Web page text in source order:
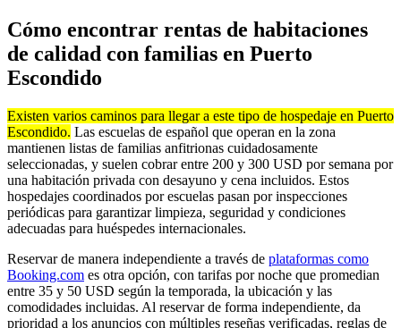
Cómo encontrar rentas de habitaciones
de calidad con familias en Puerto
Escondido
Existen varios caminos para llegar a este tipo de hospedaje en Puerto
Escondido. Las escuelas de español que operan en la zona
mantienen listas de familias anfitrionas cuidadosamente
seleccionadas, y suelen cobrar entre 200 y 300 USD por semana por
una habitación privada con desayuno y cena incluidos. Estos
hospedajes coordinados por escuelas pasan por inspecciones
periódicas para garantizar limpieza, seguridad y condiciones
adecuadas para huéspedes internacionales.
Reservar de manera independiente a través de plataformas como
Booking.com es otra opción, con tarifas por noche que promedian
entre 35 y 50 USD según la temporada, la ubicación y las
comodidades incluidas. Al reservar de forma independiente, da
prioridad a los anuncios con múltiples reseñas verificadas, reglas de